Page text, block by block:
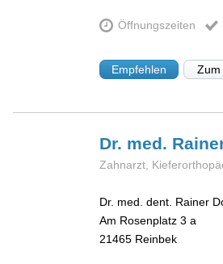
Öffnungszeiten
Empfehlen Zum
Dr. med.
Zahnarzt,
Dr. med. dent. Rainer
Am Rosenplatz 3 a
21465 Reinbek